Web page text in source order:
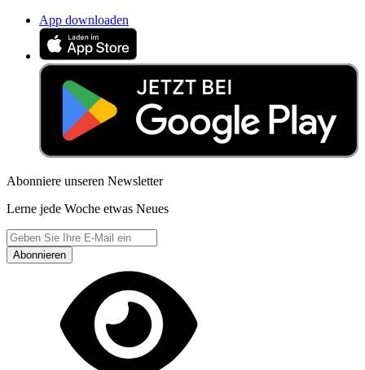
App downloaden
Abonniere unseren Newsletter
Lerne jede Woche etwas Neues
Abonnieren